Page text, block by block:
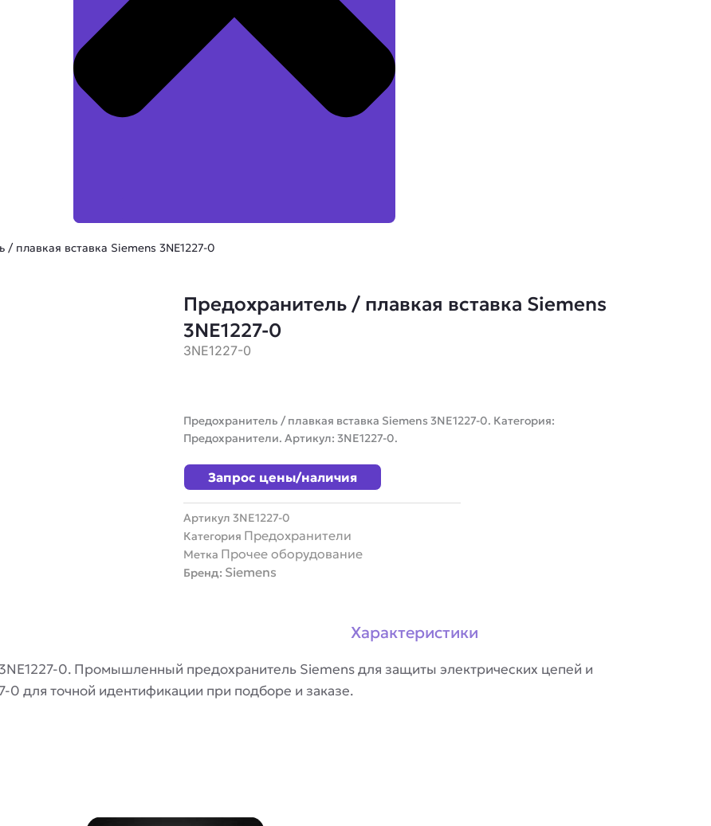
плавкая вставка Siemens 3NE1227-0
Предохранитель / плавкая вставка Siemens
3NE1227-0
3NE1227-0
Предохранитель / плавкая вставка Siemens 3NE1227-0. Категория:
Предохранители. Артикул: 3NE1227-0.
Запрос цены/наличия
Артикул 3NE1227-0
Категория Предохранители
Метка Прочее оборудование
Бренд: Siemens
Характеристики
0. Промышленный предохранитель Siemens для защиты электрических цепей и
0 для точной идентификации при подборе и заказе.